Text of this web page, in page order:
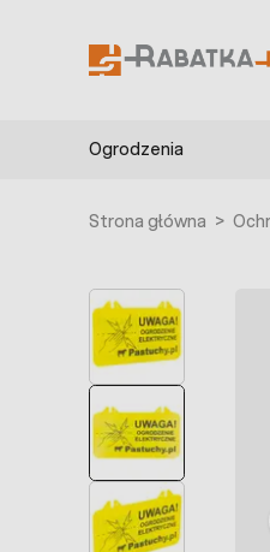
Ogrodzenia
Strona główna >